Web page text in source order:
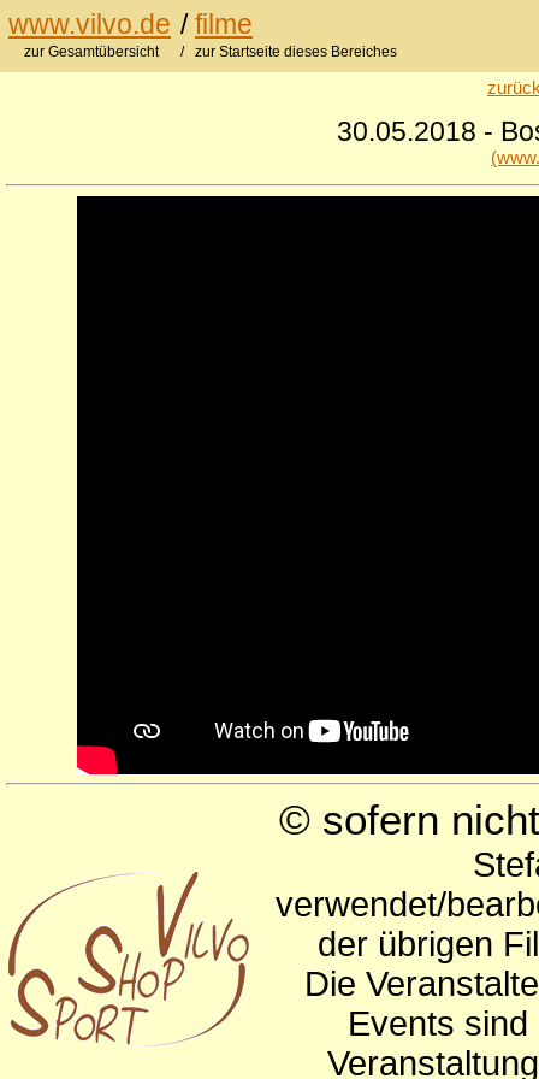
www.vilvo.de /filme
zur Gesamtübersicht / zur Startseite dieses Bereiches
30.05.2018 -
© sofern
verwendet/
der übrigen
Die
Events